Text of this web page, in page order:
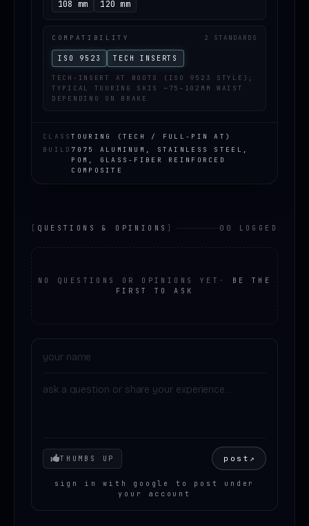
108 mm 120 mm
COMPATIBILITY 2 STANDARDS
ISO 9523 TECH INSERTS
TECH-INSERT AT BOOTS (ISO 9523 STYLE);
TYPICAL TOURING SKIS ~75–102MM WAIST
DEPENDING ON BRAKE
CLASSTOURING (TECH / FULL-PIN AT)
BUILD 7075 ALUMINUM, STAINLESS STEEL,
POM, GLASS-FIBER REINFORCED
COMPOSITE
QUESTIONS & OPINIONS 00 LOGGED
NO QUESTIONS OR OPINIONS YET ·
BE THE
FIRST TO ASK
Your mood
THUMBS UP post ↗
sign in with google to post under
your account